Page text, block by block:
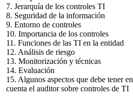
7. Jerarquía de los controles TI
8. Seguridad de la información
9. Entorno de controles
10. Importancia de los controles
11. Funciones de las TI en la entidad
12. Análisis de riesgo
13. Monitorización y técnicas
14. Evaluación
15. Algunos aspectos que debe tener en
cuenta el auditor sobre controles de TI